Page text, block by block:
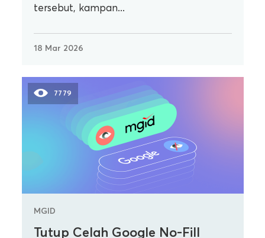
tersebut, kampan...
18 Mar 2026
7779
MGID
Tutup Celah Google No-Fill